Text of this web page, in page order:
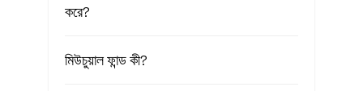
করে?
মিউচুয়াল ফান্ড কী?